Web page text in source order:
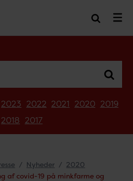
2023 2022 2021 2020 2019
2018 2017
Nyheder
2020
af covid-19 på minkfarme og